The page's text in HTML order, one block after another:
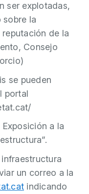
ser explotadas,
sobre la
de la
Consejo
se pueden
portal
a la
un correo a la
indicando